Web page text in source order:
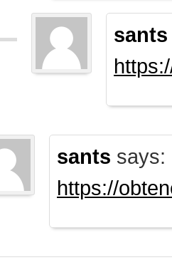
sants
sants says:
https://